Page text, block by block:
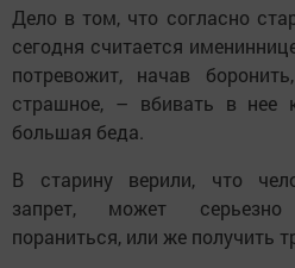
Дело в том, что согласно
сегодня считается
потревожит, начав
страшное, – вбивать в нее
большая беда.
В старину верили, что
запрет, может серьезно
пораниться, или же получить